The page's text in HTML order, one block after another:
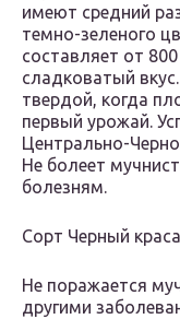
имеют средний
темно-зеленого
составляет от
сладковатый
твердой, когда
первый урожай.
Центрально-
Не болеет
болезням.
Сорт Черный
Не поражается
другими